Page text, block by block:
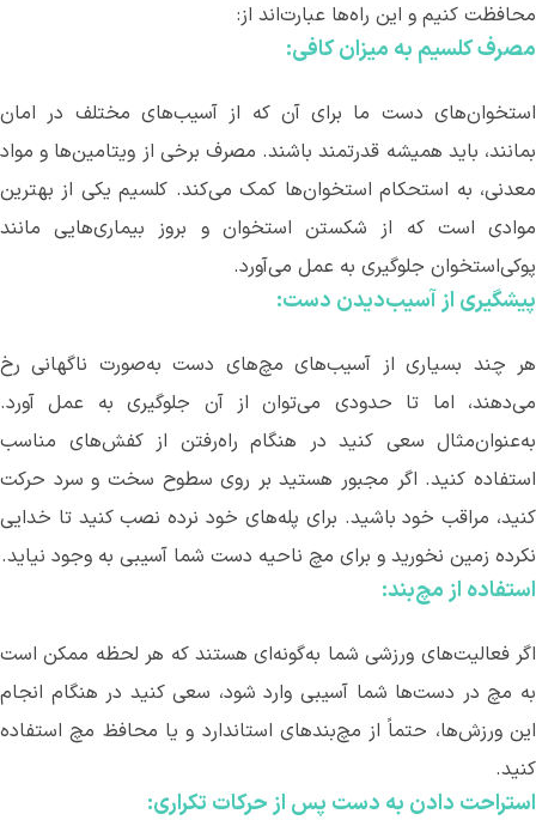
محافظت کنیم و این راهها عبارت‌اند از:
مصرف کلسیم به میزان کافی:
استخوانهای دست ما برای آن که از آسیبهای مختلف در امان
بمانند، باید همیشه قدرتمند باشند. مصرف برخی از ویتامینها و مواد
معدنی، به استحکام استخوانها کمک میکند. کلسیم یکی از بهترین
موادی است که از شکستن استخوان و بروز بیماریهایی مانند
پوکی‌استخوان جلوگیری به عمل میآورد.
پیشگیری از آسیب‌دیدن دست:
هر چند بسیاری از آسیبهای مچ‌های دست به‌صورت ناگهانی رخ
میدهند، اما تا حدودی میتوان از آن جلوگیری به عمل آورد.
به‌عنوان‌مثال سعی کنید در هنگام راه‌رفتن از کفشهای مناسب
استفاده کنید. اگر مجبور هستید بر روی سطوح سخت و سرد حرکت
کنید، مراقب خود باشید. برای پلههای خود نرده نصب کنید تا خدایی
نکرده زمین نخورید و برای مچ ناحیه دست شما آسیبی به وجود نیاید.
استفاده از مچ‌بند:
اگر فعالیتهای ورزشی شما به‌گونه‌ای هستند که هر لحظه ممکن است
به مچ در دست‌ها شما آسیبی وارد شود، سعی کنید در هنگام انجام
این ورزشها، حتماً از مچ‌بندهای استاندارد و یا محافظ مچ استفاده
کنید.
استراحت دادن به دست پس از حرکات تکراری: